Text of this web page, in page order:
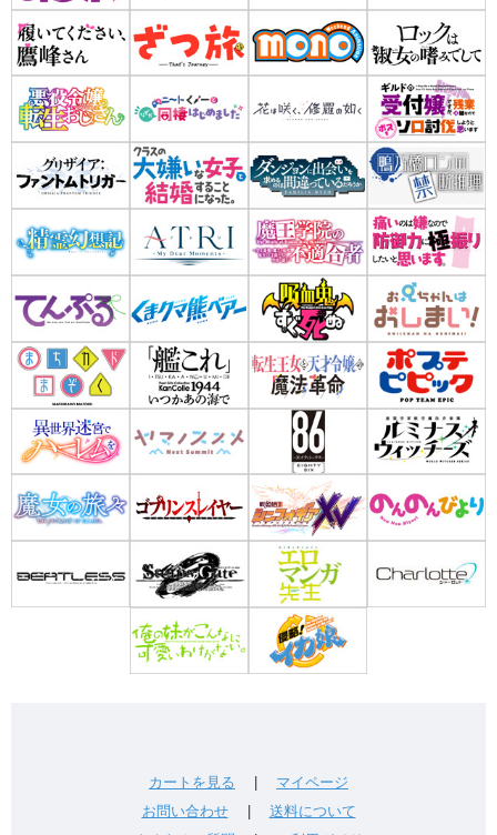
カートを見る
マイページ
お問い合わせ| 送料について